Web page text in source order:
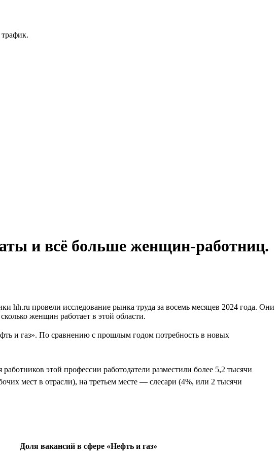
и всё больше женщин-работниц.
провели исследование рынка труда за восемь месяцев 2024 года. Они
женщин работает в этой области.
и газ». По сравнению с прошлым годом потребность в новых
этой профессии работодатели разместили более 5,2 тысячи
мест в отрасли), на третьем месте — слесари (4%, или 2 тысячи
Доля вакансий в сфере «Нефть и газ»